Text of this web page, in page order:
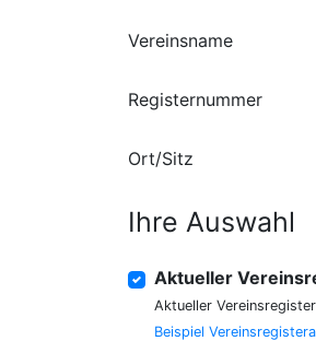
Vereinsname
Registernummer
Ort/Sitz
Ihre Auswahl
Aktueller
Aktueller
Beispiel